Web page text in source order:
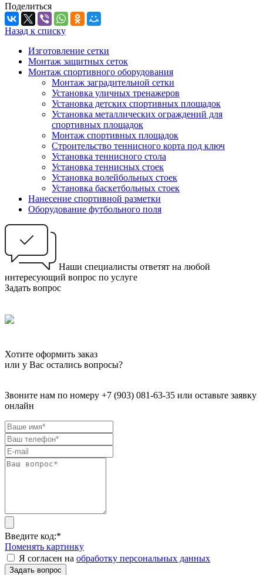
Поделиться
Назад к списку
Изготовление сетки
Монтаж защитных сеток
Монтаж спортивного оборудования
Монтаж заградительной сетки
Установка уличных тренажеров
Установка детских спортивных площадок
Установка металлических ограждений для
спортивных площадок
Монтаж спортивных площадок
Строительство теннисного корта под ключ
Установка теннисного стола
Установка теннисных стоек
Установка волейбольных стоек
Установка баскетбольных стоек
Нанесение спортивной разметки
Оборудование футбольного поля
Наши специалисты ответят на любой
интересующий вопрос по услуге
Задать вопрос
Хотите оформить заказ
или у Вас остались вопросы?
Звоните нам по номеру +7 (903) 081-63-35 или оставьте заявку
онлайн
Введите код:*
Поменять картинку
Я согласен на обработку персональных данных
Задать вопрос